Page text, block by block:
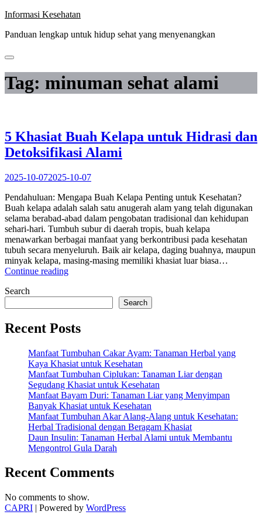
Skip
content
Informasi Kesehatan
Panduan lengkap untuk hidup sehat yang menyenangkan
Tag: minuman sehat alami
5 Khasiat Buah Kelapa untuk Hidrasi dan
Detoksifikasi Alami
2025-10-072025-10-07
Pendahuluan: Mengapa Buah Kelapa Penting untuk Kesehatan?
Buah kelapa adalah salah satu anugerah alam yang telah digunakan
selama berabad-abad dalam pengobatan tradisional dan kehidupan
sehari-hari. Tumbuh subur di daerah tropis, buah kelapa
menawarkan berbagai manfaat yang berkontribusi pada kesehatan
tubuh secara menyeluruh. Baik air kelapa, daging buahnya, maupun
minyak kelapa, masing-masing memiliki khasiat luar biasa…
Continue reading“5
Hidrasi
dan
Alami”
Search
Search
Recent Posts
Manfaat Tumbuhan Cakar Ayam: Tanaman Herbal yang
Kaya Khasiat untuk Kesehatan
Manfaat Tumbuhan Ciplukan: Tanaman Liar dengan
Segudang Khasiat untuk Kesehatan
Manfaat Bayam Duri: Tanaman Liar yang Menyimpan
Banyak Khasiat untuk Kesehatan
Manfaat Tumbuhan Akar Alang-Alang untuk Kesehatan:
Herbal Tradisional dengan Beragam Khasiat
Daun Insulin: Tanaman Herbal Alami untuk Membantu
Mengontrol Gula Darah
Recent Comments
No comments to show.
CAPRI | Powered by WordPress